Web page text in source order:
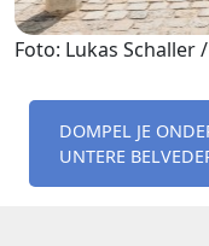
Foto: Lukas Schaller
DOMPEL JE
UNTERE